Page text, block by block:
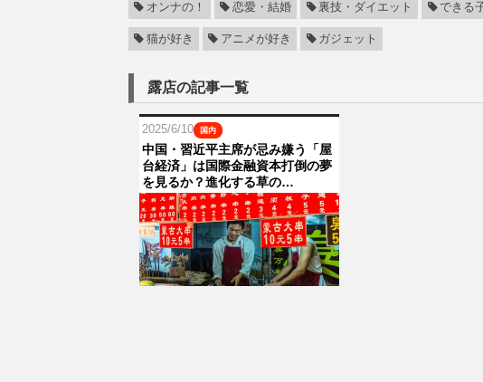
オンナの！ 恋愛・結婚 裏技・ダイエット できる
猫が好き アニメが好き ガジェット
露店の記事一覧
2025/6/10 国内
中国・習近平主席が忌み嫌う「屋
台経済」は国際金融資本打倒の夢
を見るか？進化する草の…